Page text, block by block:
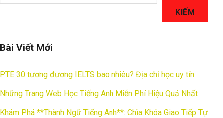
KIẾM
Bài Viết Mới
PTE 30 tương đương IELTS bao nhiêu? Địa chỉ học uy tín
Những Trang Web Học Tiếng Anh Miễn Phí Hiệu Quả Nhất
Khám Phá **Thành Ngữ Tiếng Anh**: Chìa Khóa Giao Tiếp Tự